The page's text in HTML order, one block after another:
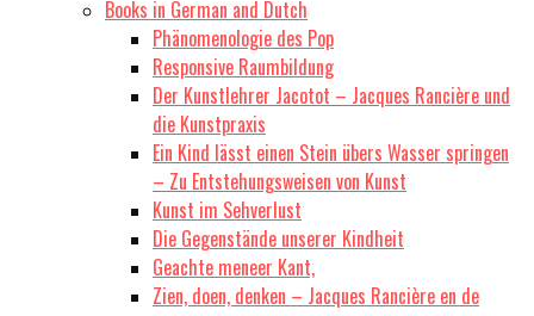
Books in German and Dutch
Phänomenologie des Pop
Responsive Raumbildung
Der Kunstlehrer Jacotot – Jacques Rancière und
die Kunstpraxis
Ein Kind lässt einen Stein übers Wasser springen
– Zu Entstehungsweisen von Kunst
Kunst im Sehverlust
Die Gegenstände unserer Kindheit
Geachte meneer Kant,
Zien, doen, denken – Jacques Rancière en de